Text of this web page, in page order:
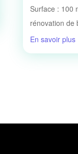
Surface : 100
rénovation de
En savoir plus